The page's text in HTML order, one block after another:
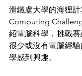
滑鐵盧大學的海狸
Computing
紹電腦科學，挑戰
很少或沒有電腦經
學感到興趣。